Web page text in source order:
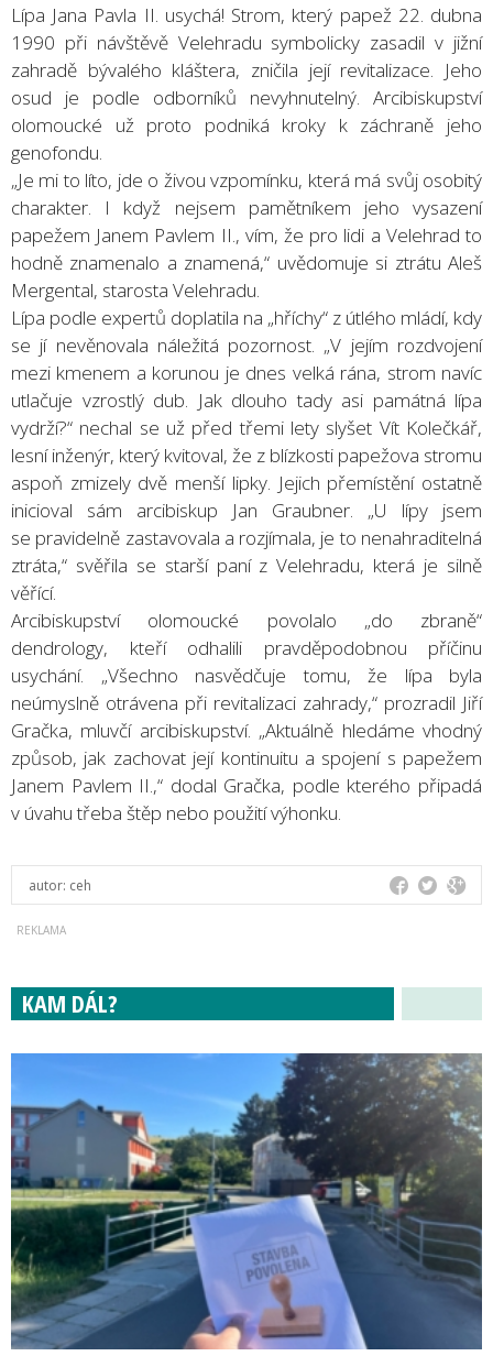
Lípa Jana Pavla II. usychá! Strom, který papež 22. dubna
1990 při návštěvě Velehradu symbolicky zasadil v jižní
zahradě bývalého kláštera, zničila její revitalizace. Jeho
osud je podle odborníků nevyhnutelný. Arcibiskupství
olomoucké už proto podniká kroky k záchraně jeho
genofondu.
„Je mi to líto, jde o živou vzpomínku, která má svůj osobitý
charakter. I když nejsem pamětníkem jeho vysazení
papežem Janem Pavlem II., vím, že pro lidi a Velehrad to
hodně znamenalo a znamená,“ uvědomuje si ztrátu Aleš
Mergental, starosta Velehradu.
Lípa podle expertů doplatila na „hříchy“ z útlého mládí, kdy
se jí nevěnovala náležitá pozornost. „V jejím rozdvojení
mezi kmenem a korunou je dnes velká rána, strom navíc
utlačuje vzrostlý dub. Jak dlouho tady asi památná lípa
vydrží?“ nechal se už před třemi lety slyšet Vít Kolečkář,
lesní inženýr, který kvitoval, že z blízkosti papežova stromu
aspoň zmizely dvě menší lipky. Jejich přemístění ostatně
inicioval sám arcibiskup Jan Graubner. „U lípy jsem
se pravidelně zastavovala a rozjímala, je to nenahraditelná
ztráta,“ svěřila se starší paní z Velehradu, která je silně
věřící.
Arcibiskupství olomoucké povolalo „do zbraně“
dendrology, kteří odhalili pravděpodobnou příčinu
usychání. „Všechno nasvědčuje tomu, že lípa byla
neúmyslně otrávena při revitalizaci zahrady,“ prozradil Jiří
Gračka, mluvčí arcibiskupství. „Aktuálně hledáme vhodný
způsob, jak zachovat její kontinuitu a spojení s papežem
Janem Pavlem II.,“ dodal Gračka, podle kterého připadá
v úvahu třeba štěp nebo použití výhonku.
autor: ceh
KAM DÁL?